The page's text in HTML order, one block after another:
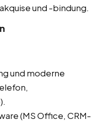
und -bindung.
und moderne
(MS Office, CRM-